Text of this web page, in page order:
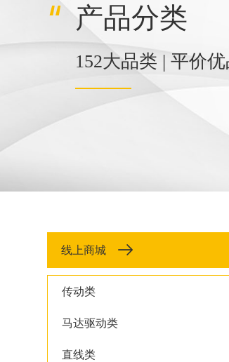
产品分类
152大品类 | 平价
线上商城
传动类
马达驱动类
直线类